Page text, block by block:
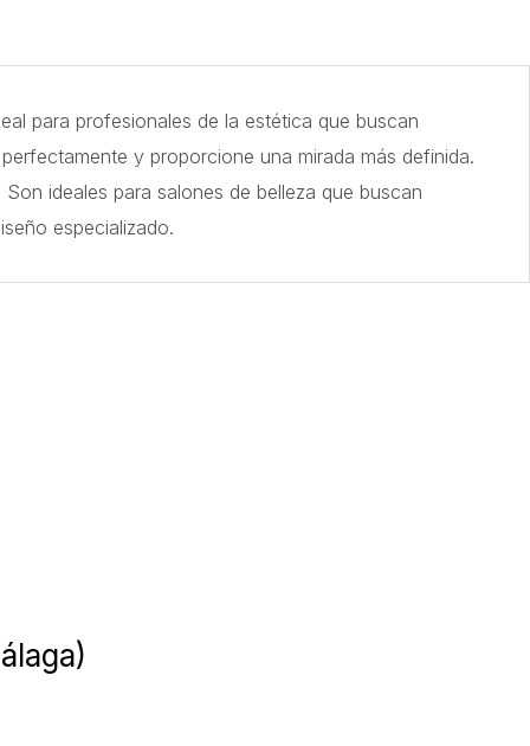
para profesionales de la estética que buscan
y proporcione una mirada más definida.
ideales para salones de belleza que buscan
especializado.